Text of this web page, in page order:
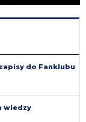
zapisy do Fanklubu
wiedzy